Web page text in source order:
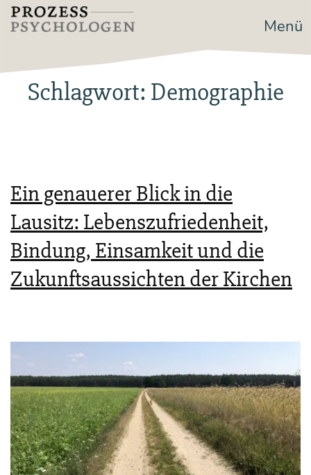
Zum
Inhalt
Prozesspsychologen Menü
Schlagwort: Demographie
Ein genauerer Blick in die
Lausitz: Lebenszufriedenheit,
Bindung, Einsamkeit und die
Zukunftsaussichten der Kirchen